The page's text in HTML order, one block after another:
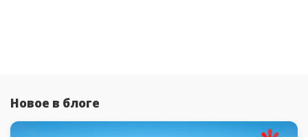
Новое в блоге